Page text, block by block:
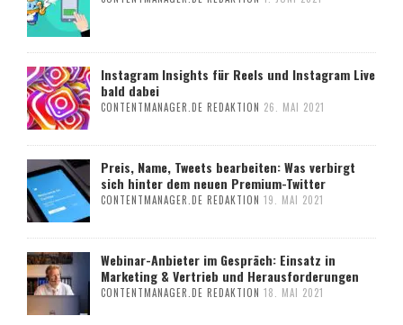
Instagram Insights für Reels und Instagram Live
bald dabei
CONTENTMANAGER.DE REDAKTION 26. MAI 2021
Preis, Name, Tweets bearbeiten: Was verbirgt
sich hinter dem neuen Premium-Twitter
CONTENTMANAGER.DE REDAKTION 19. MAI 2021
Webinar-Anbieter im Gespräch: Einsatz in
Marketing & Vertrieb und Herausforderungen
CONTENTMANAGER.DE REDAKTION 18. MAI 2021